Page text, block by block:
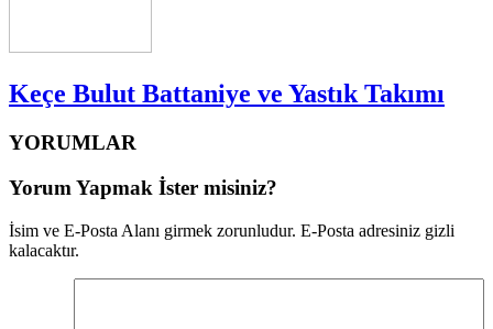
Keçe Bulut Battaniye ve Yastık Takımı
YORUMLAR
Yorum Yapmak İster misiniz?
İsim ve E-Posta Alanı girmek zorunludur. E-Posta adresiniz gizli
kalacaktır.